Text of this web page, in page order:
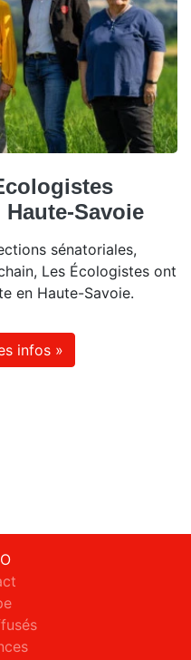
Savoie
sénatoriales,
Les Écologistes ont
en Haute-Savoie.
infos »